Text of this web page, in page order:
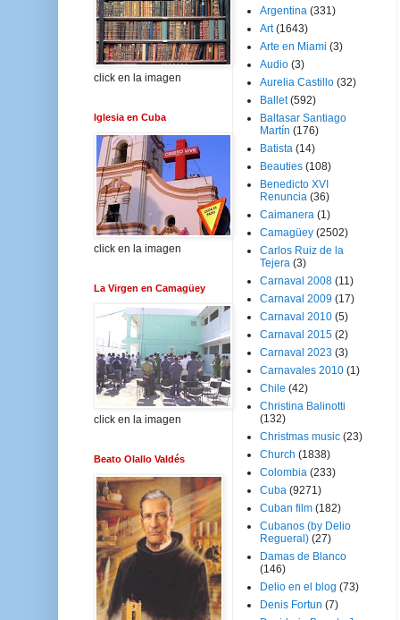
click en la imagen
Iglesia en Cuba
click en la imagen
La Virgen en Camagüey
click en la imagen
Beato Olallo Valdés
Argentina (331)
Art (1643)
Arte en Miami (3)
Audio (3)
Aurelia Castillo (32)
Ballet (592)
Baltasar Santiago
Martín (176)
Batista (14)
Beauties (108)
Benedicto XVI
Renuncia (36)
Caimanera (1)
Camagüey (2502)
Carlos Ruiz de la
Tejera (3)
Carnaval 2008 (11)
Carnaval 2009 (17)
Carnaval 2010 (5)
Carnaval 2015 (2)
Carnaval 2023 (3)
Carnavales 2010 (1)
Chile (42)
Christina Balinotti
(132)
Christmas music (23)
Church (1838)
Colombia (233)
Cuba (9271)
Cuban film (182)
Cubanos (by Delio
Regueral) (27)
Damas de Blanco
(146)
Delio en el blog (73)
Denis Fortun (7)